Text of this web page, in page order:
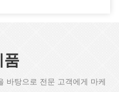
품
바탕으로 전문 고객에게 마케